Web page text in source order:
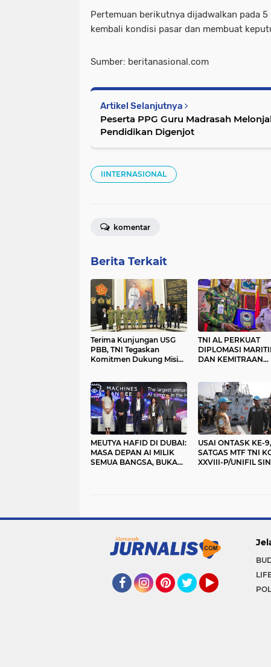
Pertemuan berikutnya dijadwalkan pada
kembali kondisi pasar dan membuat
Sumber: beritanasional.com
Artikel Selanjutnya
Peserta PPG Guru Madrasah
Pendidikan Digenjot
IINTERNASIONAL
komentar
Berita Terkait
Terima Kunjungan USG
PBB, TNI Tegaskan
Komitmen Dukung Misi
TNI AL PERKUAT
DIPLOMASI
DAN KEMITRAAN
NIGERIA
MEUTYA HAFID DI DUBAI:
MASA DEPAN AI MILIK
SEMUA BANGSA, BUKAN
USAI ONTASK KE-9,
SATGAS MTF TNI
XXVIII-P/UNIFIL